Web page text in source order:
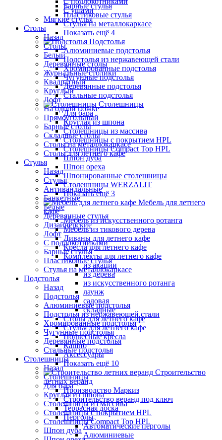
Барные стулья
Пластиковые стулья
Стулья на металлокаркасе
Показать ещё 4
Подстолья
Алюминиевые подстолья
Подстолья из нержавеющей стали
Хромированные подстолья
Чугунные подстолья
Деревянные подстолья
Стальные подстолья
Столешницы
Для бара
Круглая из шпона
Столешницы из массива
Столешницы с покрытием HPL
Столешницы Сompact Top HPL
Шпон дуба
Шпон ореха
Шпонированные столешницы
Столешницы WERZALIT
Показать ещё 3
Мебель для летнего
кафе
Мебель из искусственного ротанга
Мебель из тикового дерева
Диваны для летнего кафе
Кресла для летнего кафе
Комплекты для летнего кафе
из акации
из дерева
из искусственного ротанга
лаунж
садовая
складные
Столы для летнего кафе
Стулья для летнего кафе
Подвесные кресла
Кашпо
Аксессуары
Показать ещё 10
Строительство
летних веранд
Производство Маркиз
Строительство веранд под ключ
Террасная доска
Перголы
Автоматические перголы
Алюминиевые
С ушами
Мягкие стулья
Столы
Назад
Столы
Белый
Деревянные столы
Журнальные столики
Квадратный
Круглый
Лофт
На одной ножке
Прямоугольный
Барные столы
Складные столы
Столы на металлокаркасе
Столы для летнего кафе
Стулья
Назад
Стулья
Антивандальные
Банкетные
Белые
Деревянные стулья
Дизайнерские
Лофт
С подлокотниками
Барные стулья
Пластиковые стулья
Стулья на металлокаркасе
Подстолья
Назад
Подстолья
Алюминиевые подстолья
Подстолья из нержавеющей стали
Хромированные подстолья
Чугунные подстолья
Деревянные подстолья
Стальные подстолья
Столешницы
Назад
Столешницы
Для бара
Круглая из шпона
Столешницы из массива
Столешницы с покрытием HPL
Столешницы Сompact Top HPL
Шпон дуба